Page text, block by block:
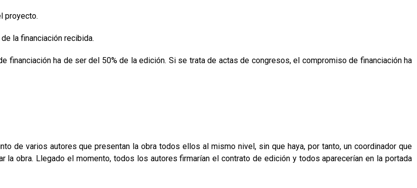
proyecto.
la financiación recibida.
financiación ha de ser del 50% de la edición. Si se trata de actas de congresos, el compromiso de financiación ha
de varios autores que presentan la obra todos ellos al mismo nivel, sin que haya, por tanto, un coordinador que
la obra. Llegado el momento, todos los autores firmarían el contrato de edición y todos aparecerían en la portada